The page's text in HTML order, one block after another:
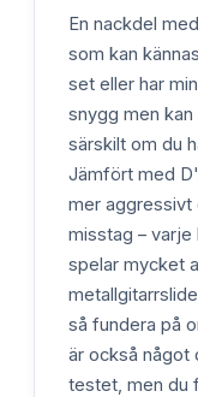
En nackdel
som kan
set eller har
snygg men kan
särskilt om du
Jämfört med
mer aggressivt
misstag –
spelar mycket
så fundera på
är också något
testet, men du